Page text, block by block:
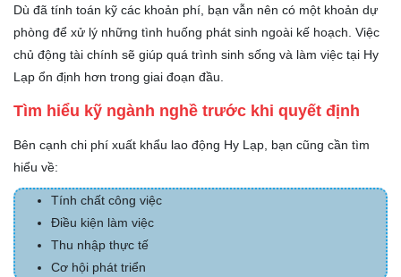
Dù đã tính toán kỹ các khoản phí, bạn vẫn nên có một khoản dự
phòng để xử lý những tình huống phát sinh ngoài kế hoạch. Việc
chủ động tài chính sẽ giúp quá trình sinh sống và làm việc tại Hy
Lạp ổn định hơn trong giai đoạn đầu.
Tìm hiểu kỹ ngành nghề trước khi quyết định
Bên cạnh chi phí xuất khẩu lao động Hy Lạp, bạn cũng cần tìm
hiểu về:
Tính chất công việc
Điều kiện làm việc
Thu nhập thực tế
Cơ hội phát triển